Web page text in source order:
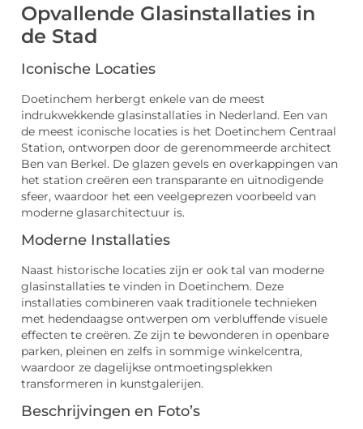
Opvallende Glasinstallaties in
de Stad
Iconische Locaties
Doetinchem herbergt enkele van de meest
indrukwekkende glasinstallaties in Nederland. Een van
de meest iconische locaties is het Doetinchem Centraal
Station, ontworpen door de gerenommeerde architect
Ben van Berkel. De glazen gevels en overkappingen van
het station creëren een transparante en uitnodigende
sfeer, waardoor het een veelgeprezen voorbeeld van
moderne glasarchitectuur is.
Moderne Installaties
Naast historische locaties zijn er ook tal van moderne
glasinstallaties te vinden in Doetinchem. Deze
installaties combineren vaak traditionele technieken
met hedendaagse ontwerpen om verbluffende visuele
effecten te creëren. Ze zijn te bewonderen in openbare
parken, pleinen en zelfs in sommige winkelcentra,
waardoor ze dagelijkse ontmoetingsplekken
transformeren in kunstgalerijen.
Beschrijvingen en Foto’s